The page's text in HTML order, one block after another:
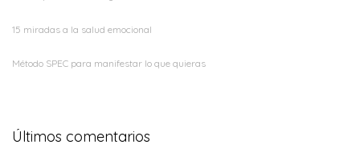
15 miradas a la salud emocional
Método SPEC para manifestar lo que quieras
Últimos comentarios